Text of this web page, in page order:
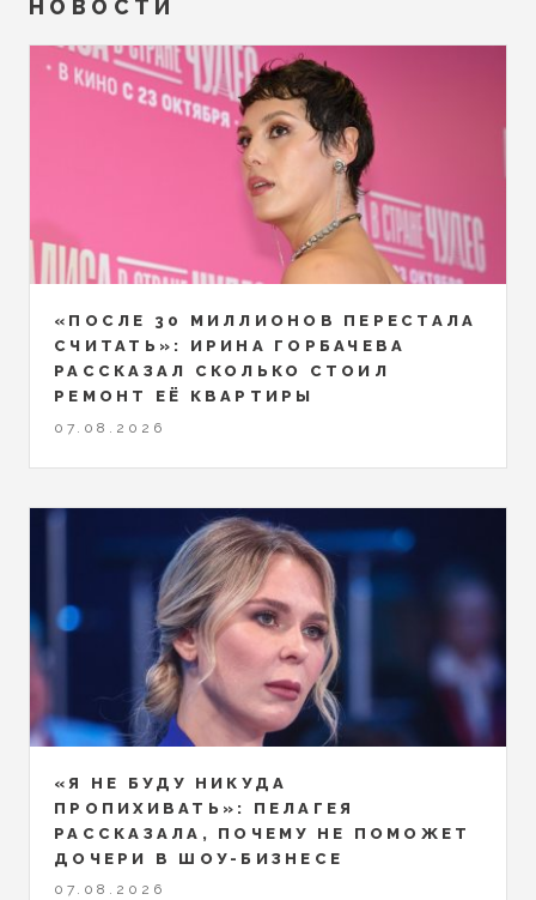
НОВОСТИ
«ПОСЛЕ 30 МИЛЛИОНОВ ПЕРЕСТАЛА
СЧИТАТЬ»: ИРИНА ГОРБАЧЕВА
РАССКАЗАЛ СКОЛЬКО СТОИЛ
РЕМОНТ ЕЁ КВАРТИРЫ
07.08.2026
«Я НЕ БУДУ НИКУДА
ПРОПИХИВАТЬ»: ПЕЛАГЕЯ
РАССКАЗАЛА, ПОЧЕМУ НЕ ПОМОЖЕТ
ДОЧЕРИ В ШОУ-БИЗНЕСЕ
07.08.2026